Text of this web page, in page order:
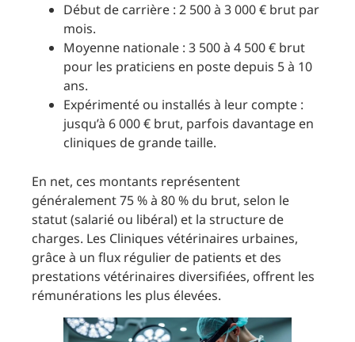
Début de carrière : 2 500 à 3 000 € brut par
mois.
Moyenne nationale : 3 500 à 4 500 € brut
pour les praticiens en poste depuis 5 à 10
ans.
Expérimenté ou installés à leur compte :
jusqu’à 6 000 € brut, parfois davantage en
cliniques de grande taille.
En net, ces montants représentent
généralement 75 % à 80 % du brut, selon le
statut (salarié ou libéral) et la structure de
charges. Les Cliniques vétérinaires urbaines,
grâce à un flux régulier de patients et des
prestations vétérinaires diversifiées, offrent les
rémunérations les plus élevées.